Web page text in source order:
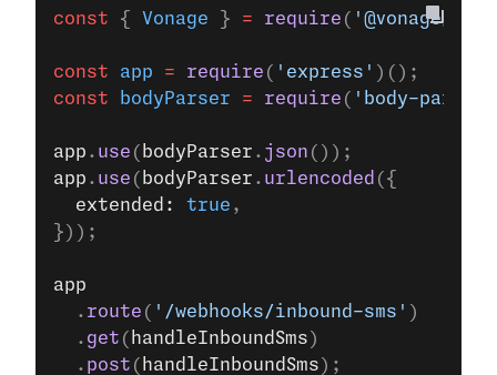
const { Vonage } = require ( '@vonage/
const app = require ( 'express' )();
const bodyParser = require ( 'body-parser'
app . use ( bodyParser . json ());
app . use ( bodyParser . urlencoded ({
  extended:
true ,
}));
app
  .
route ( '/webhooks/inbound-sms' )
  .
get ( handleInboundSms )
  .
post ( handleInboundSms );